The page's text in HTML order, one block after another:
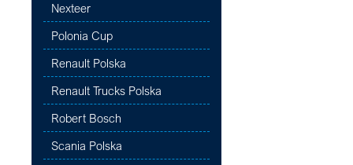
Nexteer
Polonia Cup
Renault Polska
Renault Trucks Polska
Robert Bosch
Scania Polska